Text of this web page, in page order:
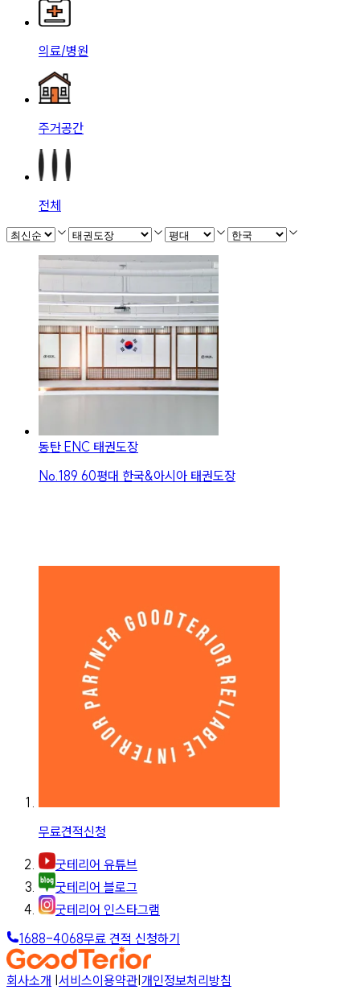
의료/병원
주거공간
전체
동탄 ENC 태권도장
No. 189 60평대 한국&아시아 태권도장
무료견적신청
굿테리어 유튜브
굿테리어 블로그
굿테리어 인스타그램
1688-4068무료 견적 신청하기
회사소개 |서비스이용약관|개인정보처리방침